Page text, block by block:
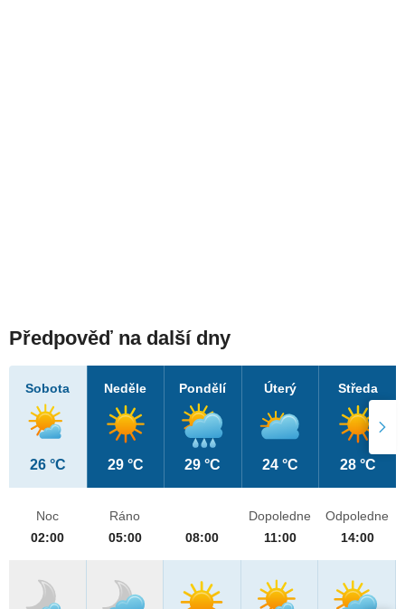
Předpověď na další dny
Sobota
26 °C
Neděle
29 °C
Pondělí
29 °C
Úterý
24 °C
Středa
28 °C
Noc
02:00
Ráno
05:00
08:00
Dopoledne
11:00
Odpoledne
14:00